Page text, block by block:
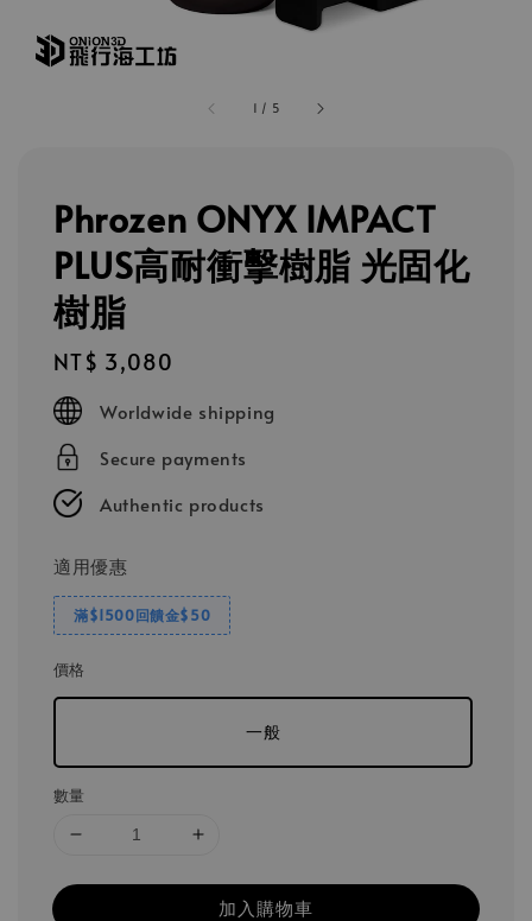
1 / 5
Phrozen ONYX IMPACT
PLUS高耐衝擊樹脂 光固化
樹脂
Regular
price
NT$ 3,080
Worldwide shipping
Secure payments
Authentic products
適用優惠
滿$1500回饋金$50
價格
一般
數量
加入購物車